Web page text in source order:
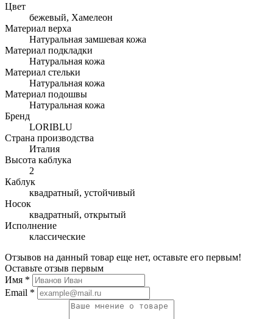
Цвет
бежевый, Хамелеон
Материал верха
Натуральная замшевая кожа
Материал подкладки
Натуральная кожа
Материал стельки
Натуральная кожа
Материал подошвы
Натуральная кожа
Бренд
LORIBLU
Страна производства
Италия
Высота каблука
2
Каблук
квадратный, устойчивый
Носок
квадратный, открытый
Исполнение
классические
Отзывов на данный товар еще нет, оставьте его первым!
Оставьте отзыв первым
Имя *
Email *